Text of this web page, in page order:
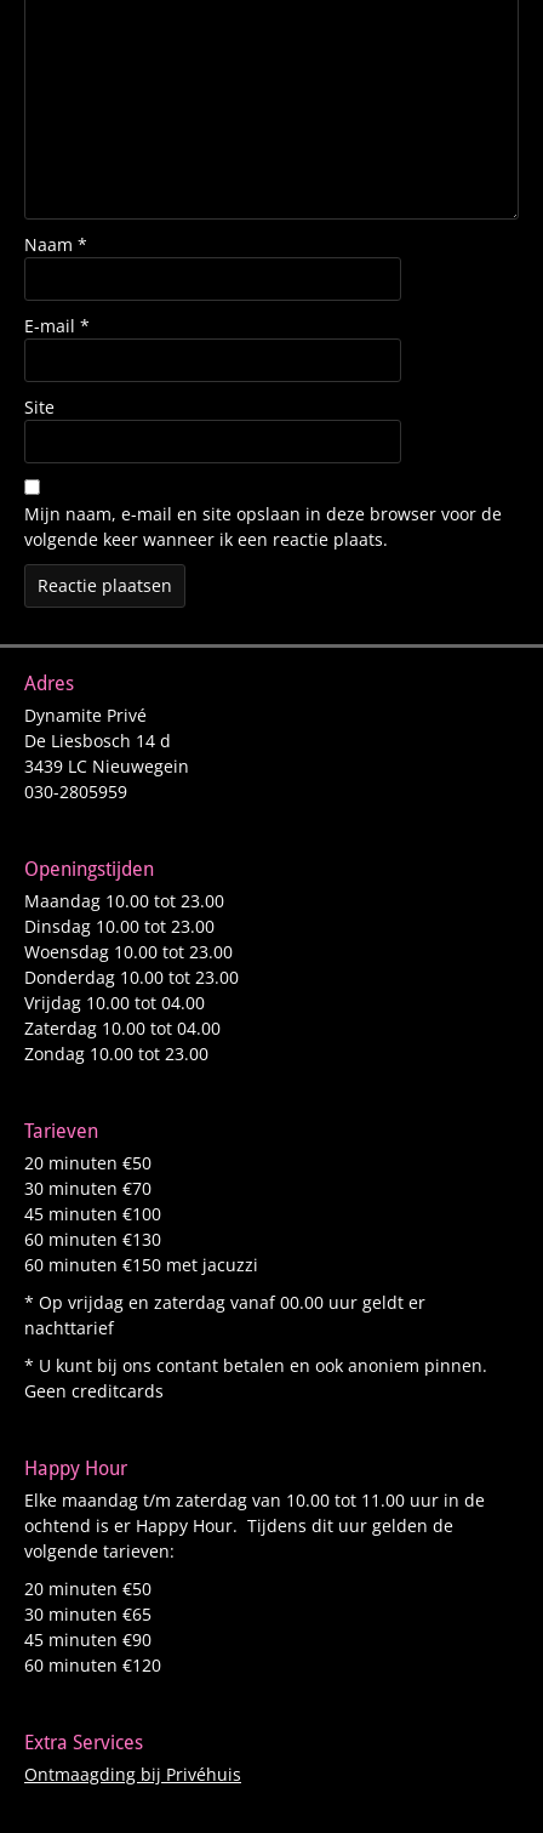
Naam *
E-mail *
Site
Mijn naam, e-mail en site opslaan in deze browser voor de
volgende keer wanneer ik een reactie plaats.
Adres
Dynamite Privé
De Liesbosch 14 d
3439 LC Nieuwegein
030-2805959
Openingstijden
Maandag 10.00 tot 23.00
Dinsdag 10.00 tot 23.00
Woensdag 10.00 tot 23.00
Donderdag 10.00 tot 23.00
Vrijdag 10.00 tot 04.00
Zaterdag 10.00 tot 04.00
Zondag 10.00 tot 23.00
Tarieven
20 minuten €50
30 minuten €70
45 minuten €100
60 minuten €130
60 minuten €150 met jacuzzi
* Op vrijdag en zaterdag vanaf 00.00 uur geldt er
nachttarief
* U kunt bij ons contant betalen en ook anoniem pinnen.
Geen creditcards
Happy Hour
Elke maandag t/m zaterdag van 10.00 tot 11.00 uur in de
ochtend is er Happy Hour. Tijdens dit uur gelden de
volgende tarieven:
20 minuten €50
30 minuten €65
45 minuten €90
60 minuten €120
Extra Services
Ontmaagding bij Privéhuis